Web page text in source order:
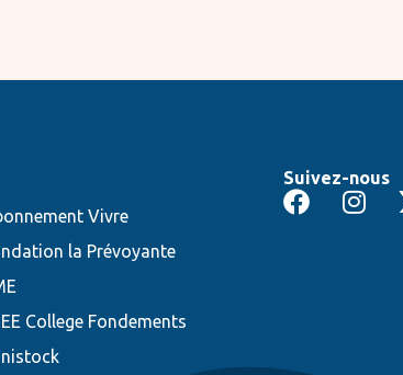
Vivre
la Prévoyante
College Fondements
Suivez-nous